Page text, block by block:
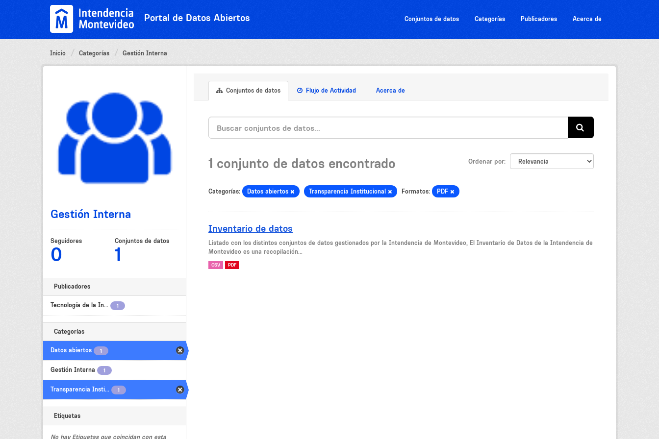
Portal de Datos Abiertos Conjuntos de datos Categorías Publicadores Acerca de
Inicio Categorías Gestión Interna
Gestión Interna
Seguidores
0
Conjuntos de datos
1
Publicadores
Tecnología de la In... 1
Categorías
Datos abiertos 1
Gestión Interna 1
Transparencia Insti... 1
Etiquetas
No hay Etiquetas que coincidan con esta
Conjuntos de datos Flujo de Actividad Acerca de
Ordenar por
1 conjunto de datos encontrado
Categorías: Datos abiertos Transparencia Institucional Formatos: PDF
Inventario de datos
Listado con los distintos conjuntos de datos gestionados por la Intendencia de Montevideo, El Inventario de Datos de la Intendencia de
Montevideo es una recopilación...
CSV PDF